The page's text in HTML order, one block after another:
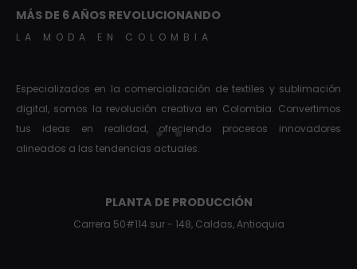
MÁS DE 6 AÑOS REVOLUCIONANDO
LA MODA EN COLOMBIA
Especializados en la comercialización de textiles y sublimación
digital, somos la revolución creativa en Colombia. Convertimos
tus ideas en realidad, ofreciendo procesos innovadores
alineados a las tendencias actuales.
PLANTA DE PRODUCCIÓN
Carrera 50#114 sur - 148, Caldas, Antioquia